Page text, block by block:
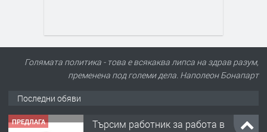
Голямата политика - това е всякаква липса на здрав разум,
пременена под големи дела. Наполеон Бонапарт
Последни обяви
ПРЕДЛАГА 🌱 Работник в разсадник